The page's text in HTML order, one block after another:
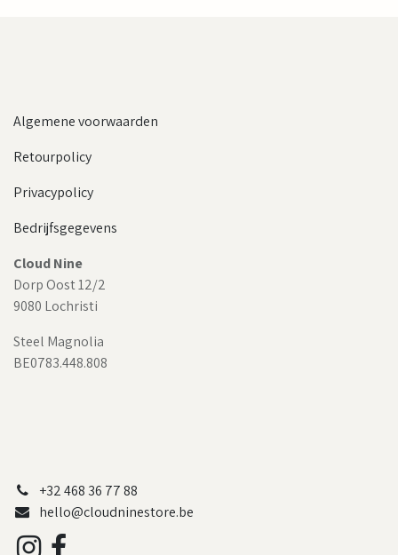
Algemene voorwaarden
Retourpolicy
Privacypolicy
Bedrijfsgegevens
Cloud Nine
Dorp Oost 12/2
9080 Lochristi
Steel Magnolia
BE0783.448.808
+32 468 36 77 88
hello@cloudninestore.be